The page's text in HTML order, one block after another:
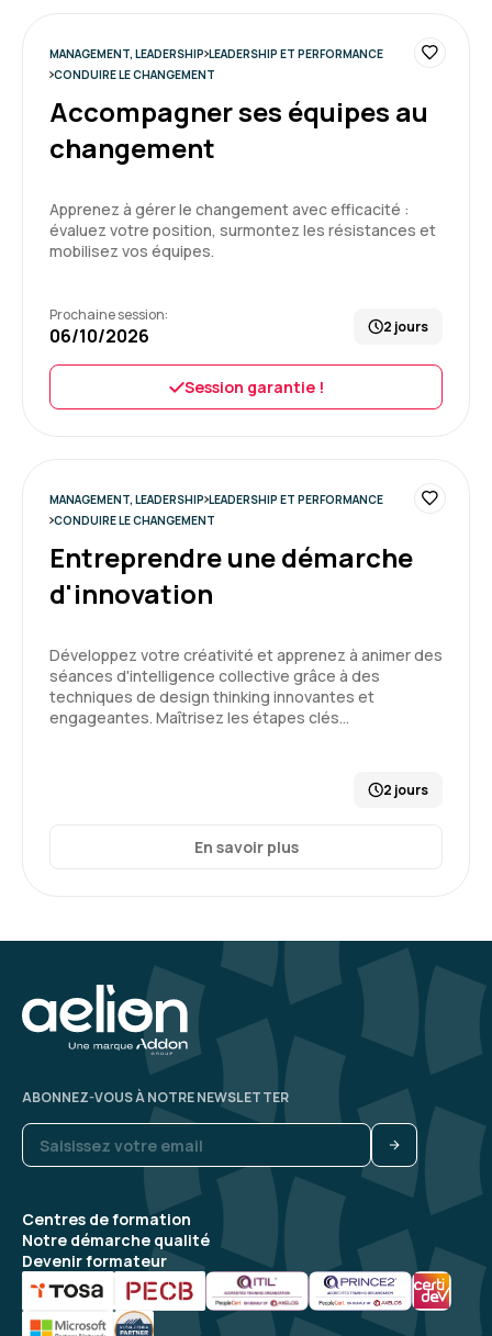
MANAGEMENT, LEADERSHIP LEADERSHIP ET PERFORMANCE
CONDUIRE LE CHANGEMENT
Accompagner ses équipes au
changement
Apprenez à gérer le changement avec efficacité :
évaluez votre position, surmontez les résistances et
mobilisez vos équipes.
Prochaine session:
06/10/2026 2 jours
Session garantie !
MANAGEMENT, LEADERSHIP LEADERSHIP ET PERFORMANCE
CONDUIRE LE CHANGEMENT
Entreprendre une démarche
d'innovation
Développez votre créativité et apprenez à animer des
séances d'intelligence collective grâce à des
techniques de design thinking innovantes et
engageantes. Maîtrisez les étapes clés…
2 jours
En savoir plus
Centres de formation
Notre démarche qualité
Devenir formateur
ABONNEZ-VOUS À NOTRE NEWSLETTER